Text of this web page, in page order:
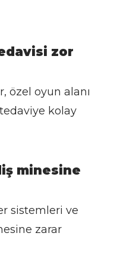
zor
özel oyun alanı
kolay
minesine
sistemleri ve
zarar